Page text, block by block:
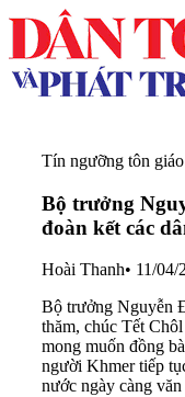
Tín ngưỡng tôn giáo
Bộ trưởng
đoàn kết các
Hoài Thanh• 11/04/
Bộ trưởng Nguyễn
thăm, chúc Tết
mong muốn đồng
người Khmer tiếp
nước ngày càng